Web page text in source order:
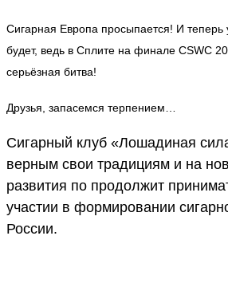
Сигарная Европа просыпается! И теперь
будет, ведь в Сплите на финале CSWC
серьёзная битва!
Друзья, запасемся терпением…
Сигарный клуб «Лошадиная
верным свои традициям и на
развития по продолжит
участии в формировании
России.